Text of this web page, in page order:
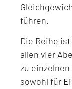
führen.
Die Reihe ist
allen vier
zu
sowohl für